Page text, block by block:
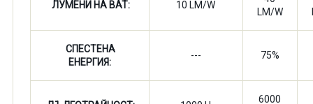
ЛУМЕНИ НА ВАТ: 10 LM/W
LM/W
СПЕСТЕНА
ЕНЕРГИЯ:
--- 75%
6000